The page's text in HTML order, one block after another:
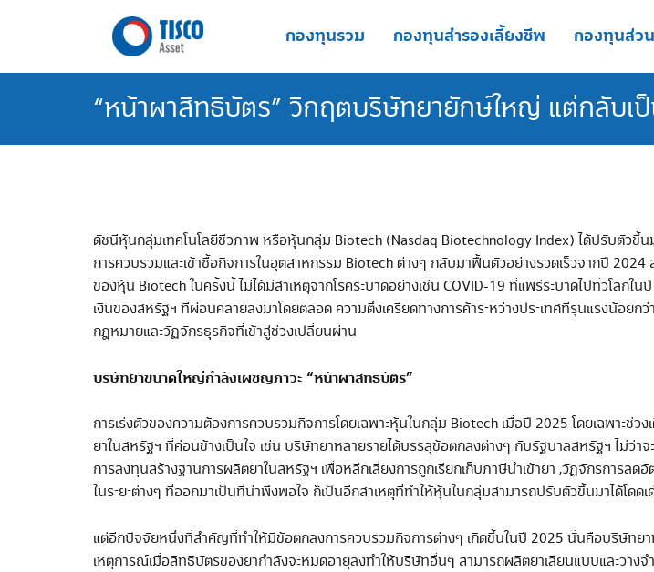
กองทุนรวม กองทุนสำรองเลี้ยงชีพ กองทุนส่ว
“หน้าผาสิทธิบัตร” วิกฤตบริษัทยายักษ์ใหญ่ แต่กลับเ
ดัชนีหุ้นกลุ่มเทคโนโลยีชีวภาพ หรือหุ้นกลุ่ม Biotech (Nasdaq Biotechnology Index) ได้ปรับตัวขึ้
การควบรวมและเข้าซื้อกิจการในอุตสาหกรรม Biotech ต่างๆ กลับมาฟื้นตัวอย่างรวดเร็วจากปี
ของหุ้น Biotech ในครั้งนี้ ไม่ได้มีสาเหตุจากโรคระบาดอย่างเช่น COVID-19 ที่แพร่ระบาดไปทั่วโล
เงินของสหรัฐฯ ที่ผ่อนคลายลงมาโดยตลอด ความตึงเครียดทางการค้าระหว่างประเทศที่รุนแรงน้อย
กฎหมายและวัฏจักรธุรกิจที่เข้าสู่ช่วงเปลี่ยนผ่าน
บริษัทยาขนาดใหญ่กำลังเผชิญภาวะ “หน้าผาสิทธิบัตร”
การเร่งตัวของความต้องการควบรวมกิจการโดยเฉพาะหุ้นในกลุ่ม Biotech เมื่อปี 2025 โดยเฉพา
ยาในสหรัฐฯ ที่ค่อนข้างเป็นใจ เช่น บริษัทยาหลายรายได้บรรลุข้อตกลงต่างๆ กับรัฐบาลสหรัฐฯ ไม่ว่าจ
การลงทุนสร้างฐานการผลิตยาในสหรัฐฯ เพื่อหลีกเลี่ยงการถูกเรียกเก็บภาษีนำเข้ายา ,วัฏจักรการล
ในระยะต่างๆ ที่ออกมาเป็นที่น่าพึงพอใจ ก็เป็นอีกสาเหตุที่ทำให้หุ้นในกลุ่มสามารถปรับตัวขึ้นมาได้โดดเ
แต่อีกปัจจัยหนึ่งที่สำคัญที่ทำให้มีข้อตกลงการควบรวมกิจการต่างๆ เกิดขึ้นในปี 2025 นั่นคือบริษัทย
เหตุการณ์เมื่อสิทธิบัตรของยากำลังจะหมดอายุลงทำให้บริษัทอื่นๆ สามารถผลิตยาเลียนแบบและวาง